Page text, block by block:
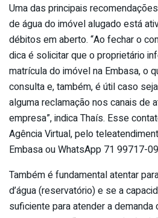
Uma das principais
de água do imóvel alugado está
débitos em aberto. “Ao fechar o
dica é solicitar que o proprietário
matrícula do imóvel na Embasa, o
consulta e, também, é útil caso
alguma reclamação nos canais de
empresa”, indica Thaís. Esse
Agência Virtual, pelo
Embasa ou WhatsApp 71 99717-
Também é fundamental atentar
d’água (reservatório) e se a
suficiente para atender a